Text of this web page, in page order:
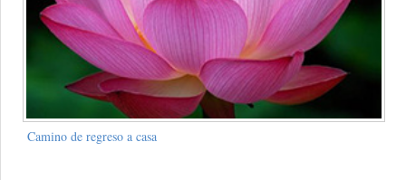
Camino de regreso a casa